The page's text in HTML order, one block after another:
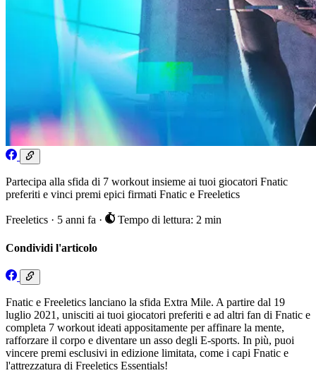
Partecipa alla sfida di 7 workout insieme ai tuoi giocatori Fnatic
preferiti e vinci premi epici firmati Fnatic e Freeletics
Freeletics · 5 anni fa · Tempo di lettura: 2 min
Condividi l'articolo
Fnatic e Freeletics lanciano la sfida Extra Mile. A partire dal 19
luglio 2021, unisciti ai tuoi giocatori preferiti e ad altri fan di Fnatic e
completa 7 workout ideati appositamente per affinare la mente,
rafforzare il corpo e diventare un asso degli E-sports. In più, puoi
vincere premi esclusivi in edizione limitata, come i capi Fnatic e
l'attrezzatura di Freeletics Essentials!